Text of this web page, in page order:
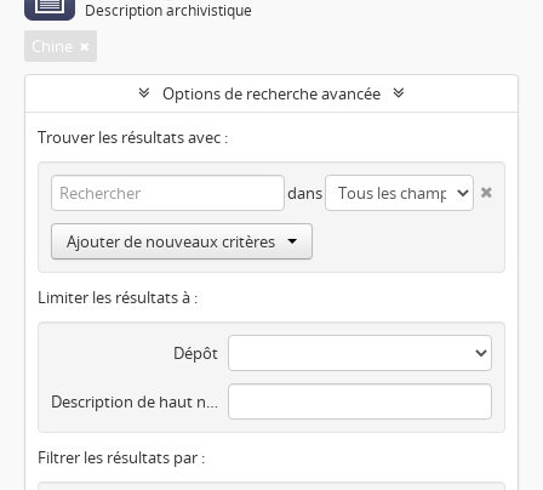
Description archivistique
Chine
Options de recherche avancée
Trouver les résultats avec :
dans
Ajouter de nouveaux critères
Limiter les résultats à :
Dépôt
Description de haut niveau
Filtrer les résultats par :